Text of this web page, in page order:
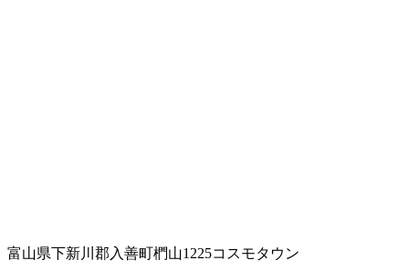
富山県下新川郡入善町椚山1225コスモタウン